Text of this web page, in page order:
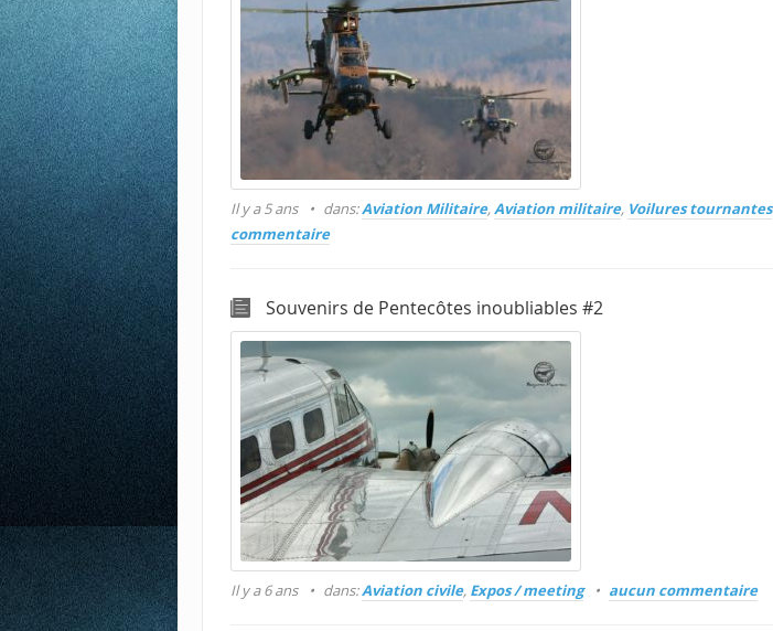
Il y a 5 ans dans:Aviation Militaire,Aviation militaire, Voilures tournantes
commentaire
Souvenirs de Pentecôtes inoubliables #2
Il y a 6 ans dans:Aviation civile, Expos / meeting aucun commentaire